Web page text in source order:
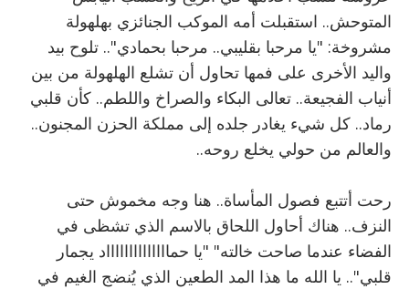
المتوحش.. استقبلت أمه الموكب الجنائزي بهلهولة
مشروخة: "يا مرحبا بقليبي.. مرحبا بحمادي".. تلوح بيد
واليد الأخرى على فمها تحاول أن تشلع الهلهولة من بين
أنياب الفجيعة.. تعالى البكاء والصراخ واللطم.. كأن قلبي
رماد.. كل شيء يغادر جلده إلى مملكة الحزن المجنون..
والعالم من حولي يخلع روحه..
رحت أتتبع فصول المأساة.. هنا وجه مخموش حتى
النزف.. هناك أحاول اللحاق بالاسم الذي تشظى في
الفضاء عندما صاحت خالته" "يا حمااااااااااااااد يجمار
قلبي".. يا الله ما هذا المد الطعين الذي يُنضج الغيم في